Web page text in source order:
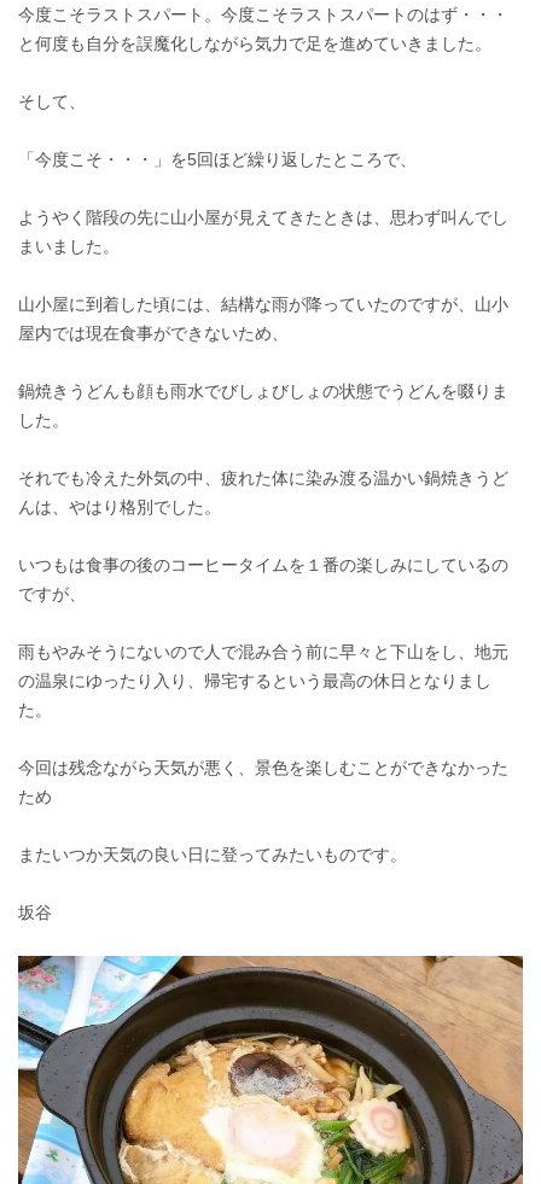
今度こそラストスパート。今度こそラストスパートのはず・・・
と何度も自分を誤魔化しながら気力で足を進めていきました。
そして、
「今度こそ・・・」を5回ほど繰り返したところで、
ようやく階段の先に山小屋が見えてきたときは、思わず叫んでし
まいました。
山小屋に到着した頃には、結構な雨が降っていたのですが、山小
屋内では現在食事ができないため、
鍋焼きうどんも顔も雨水でびしょびしょの状態でうどんを啜りま
した。
それでも冷えた外気の中、疲れた体に染み渡る温かい鍋焼きうど
んは、やはり格別でした。
いつもは食事の後のコーヒータイムを１番の楽しみにしているの
ですが、
雨もやみそうにないので人で混み合う前に早々と下山をし、地元
の温泉にゆったり入り、帰宅するという最高の休日となりまし
た。
今回は残念ながら天気が悪く、景色を楽しむことができなかった
ため
またいつか天気の良い日に登ってみたいものです。
坂谷